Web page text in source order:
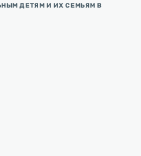
ДЕТЯМ И ИХ СЕМЬЯМ В